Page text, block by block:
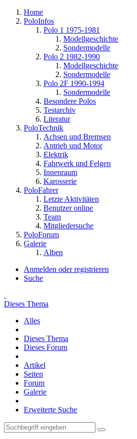
Home
PoloInfos
Polo 1 1975-1981
Modellgeschichte
Sondermodelle
Polo 2 1982-1990
Modellgeschichte
Sondermodelle
Polo 2F 1990-1994
Sondermodelle
Besondere Polos
Testarchiv
Literatur
PoloTechnik
Achsen und Bremsen
Antrieb und Motor
Elektrik
Fahrwerk und Felgen
Innenraum
Karosserie
PoloFahrer
Letzte Aktivitäten
Benutzer online
Team
Mitgliedersuche
PoloForum
Galerie
Alben
Anmelden oder registrieren
Suche
Dieses Thema
Alles
Dieses Thema
Dieses Forum
Artikel
Seiten
Forum
Galerie
Erweiterte Suche